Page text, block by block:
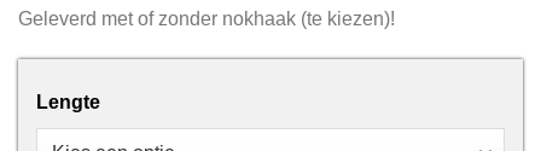
Geleverd met of zonder nokhaak (te kiezen)!
Lengte